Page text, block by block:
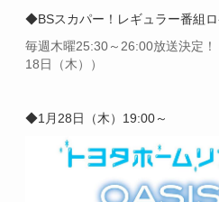
◆BSスカパー！レギュラー番組
毎週木曜25:30～26:00放送決定！
18日（木））
◆1月28日（木） 19:00～